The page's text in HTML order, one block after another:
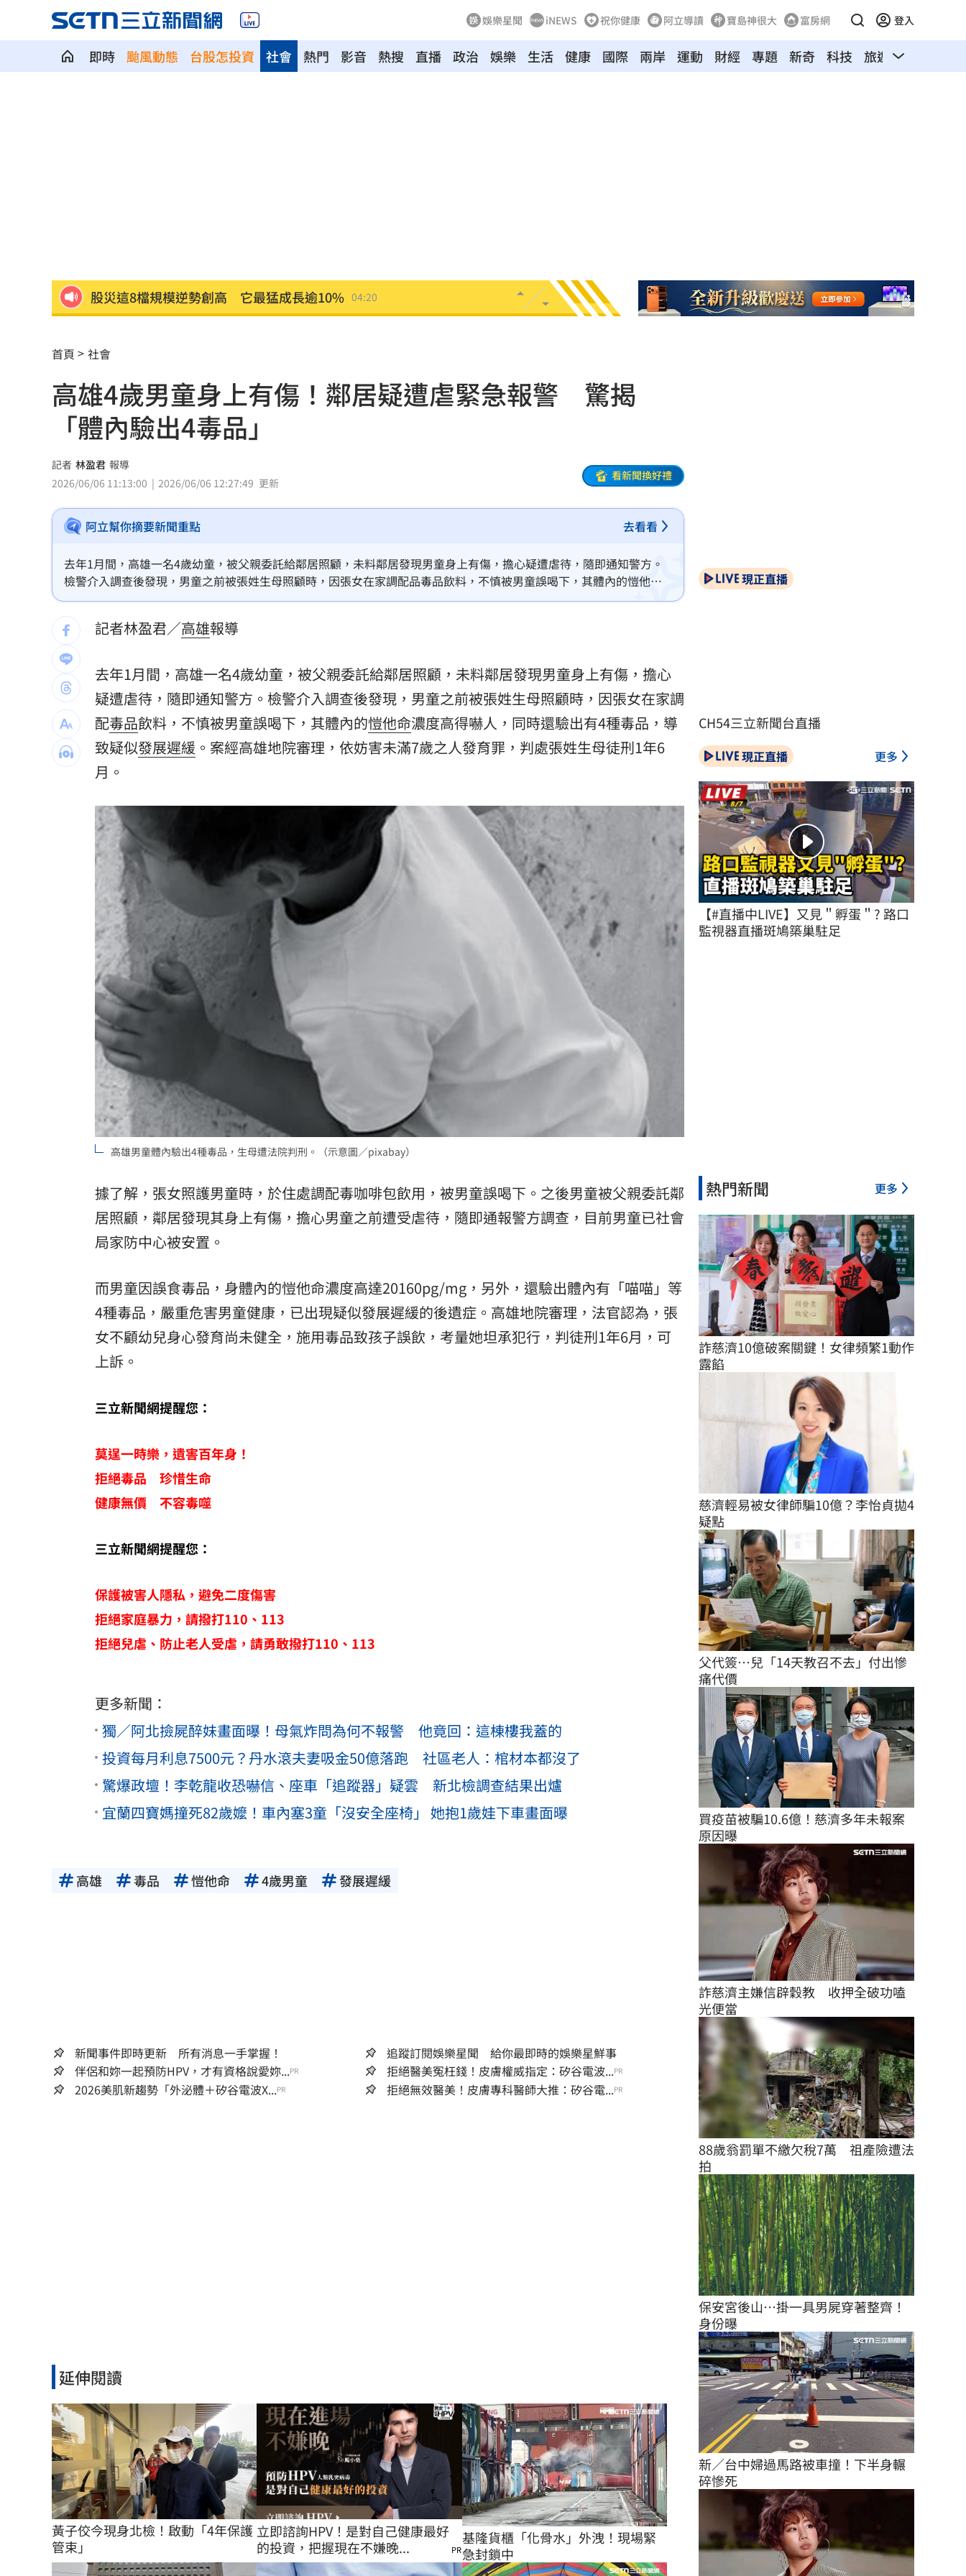
娛樂星聞 iNEWS 祝你健康 阿立導讀 寶島神很大 富房網 登入
即時 颱風動態 台股怎投資 熱門 影音 熱搜 直播 政治
社會 娛樂 生活 健康 國際 兩岸 運動 財經 專題 新奇 科技 旅遊 汽車
股災這8檔規模逆勢創高 它最猛成長逾10% 04:20
半導體與綠能雙箭頭！ 「它」霸氣狂賺
華許9月升息？ING：匯市在他與戰爭間拉鋸 03:10
老後離婚財產怎麼分？ 丈夫退休金拒分
「這餐飲集團」擺脫陰霾！上半年營收創高
賓士S500擋浩劫！車主這話暖哭全網
台股暴跌誰最能扛 高含金這幾檔繳正報酬
Q2獲利年增221% 愛普*EPS衝4.18元！ 01:20
定投10年翻逾5倍 這檔吸引存股族卡位！
慈濟遭詐10.6億元！全款拿回解方曝 00:47
稱龍蝦咬完就吐 爆李世宗要信徒喝精油 00:43
樂天女孩淚揭往事 愛意表達障礙遭重擊 00:41
LIVE三立+24小時直播
三立iNEWS新聞台線上直播 18:00
商場戰國來臨 台中「頂奢大道」逐漸成形 12:00
台彩父親節推新刮刮樂千萬頭獎超「爸」氣
「拍片人的多重宇宙」職涯論壇9/12登場！
8國球員齊聚高雄 Formosa 7s掀足球熱潮
理想混蛋號召粉絲跨海追星吃美食！ 18:15
首頁 社會
高雄4歲男童身上有傷！鄰居疑遭虐緊急報警 驚揭
「體內驗出4毒品」
記者 林盈君 報導
2026/06/06 11:13:00
2026/06/06 12:27:49 更新
看新聞換好禮
阿立幫你摘要新聞重點 去看看
去年1月間，高雄一名4歲幼童，被父親委託給鄰居照顧，未料鄰居發現男童身上有傷，擔心疑遭虐待，隨即通知警方。
檢警介入調查後發現，男童之前被張姓生母照顧時，因張女在家調配品毒品飲料，不慎被男童誤喝下，其體內的愷他命
濃度高得嚇人，同時還驗出有4種毒品，導致疑似發展遲緩。案經高雄地院審理，依妨害未滿7歲之人發育罪，判處張姓
生母徒刑1年6月。
記者林盈君／高雄報導
去年1月間，高雄一名4歲幼童，被父親委託給鄰居照顧，未料鄰居發現男童身上有傷，擔心
疑遭虐待，隨即通知警方。檢警介入調查後發現，男童之前被張姓生母照顧時，因張女在家調
配毒品飲料，不慎被男童誤喝下，其體內的愷他命濃度高得嚇人，同時還驗出有4種毒品，導
致疑似發展遲緩 。案經高雄地院審理，依妨害未滿7歲之人發育罪，判處張姓生母徒刑1年6
月。
高雄男童體內驗出4種毒品，生母遭法院判刑。（示意圖／pixabay）
據了解，張女照護男童時，於住處調配毒咖啡包飲用，被男童誤喝下。之後男童被父親委託鄰
居照顧，鄰居發現其身上有傷，擔心男童之前遭受虐待，隨即通報警方調查，目前男童已社會
局家防中心被安置。
而男童因誤食毒品，身體內的愷他命濃度高達20160pg/mg，另外，還驗出體內有「喵喵」等
4種毒品，嚴重危害男童健康，已出現疑似發展遲緩的後遺症。高雄地院審理，法官認為，張
女不顧幼兒身心發育尚未健全，施用毒品致孩子誤飲，考量她坦承犯行，判徒刑1年6月，可
上訴。
三立新聞網提醒您：
莫逞一時樂，遺害百年身！
拒絕毒品 珍惜生命
健康無價 不容毒噬
三立新聞網提醒您：
保護被害人隱私，避免二度傷害
拒絕家庭暴力，請撥打110、113
拒絕兒虐、防止老人受虐，請勇敢撥打110、113
更多新聞：
獨／阿北撿屍醉妹畫面曝！母氣炸問為何不報警 他竟回：這棟樓我蓋的
投資每月利息7500元？丹水滾夫妻吸金50億落跑 社區老人：棺材本都沒了
驚爆政壇！李乾龍收恐嚇信、座車「追蹤器」疑雲 新北檢調查結果出爐
宜蘭四寶媽撞死82歲嬤！車內塞3童「沒安全座椅」 她抱1歲娃下車畫面曝
高雄 毒品 愷他命 4歲男童 發展遲緩
新聞事件即時更新 所有消息一手掌握！
追蹤訂閱娛樂星聞 給你最即時的娛樂星鮮事
伴侶和妳一起預防HPV，才有資格說愛妳...PR 拒絕醫美冤枉錢！皮膚權威指定：矽谷電波...PR
2026美肌新趨勢「外泌體＋矽谷電波X...PR 拒絕無效醫美！皮膚專科醫師大推：矽谷電...PR
延伸閱讀
黃子佼今現身北檢！啟動「4年保護
管束」
立即諮詢HPV！是對自己健康最好
的投資，把握現在不嫌晚...
PR
基隆貨櫃「化骨水」外洩！現場緊
急封鎖中
現正直播
CH54三立新聞台直播
現正直播 更多
【#直播中LIVE】又見＂孵蛋＂? 路口
監視器直播斑鳩築巢駐足
熱門新聞 更多
詐慈濟10億破案關鍵！女律頻繁1動作
露餡
慈濟輕易被女律師騙10億？李怡貞拋4
疑點
父代簽…兒「14天教召不去」付出慘
痛代價
買疫苗被騙10.6億！慈濟多年未報案
原因曝
詐慈濟主嫌信辟穀教　收押全破功嗑
光便當
88歲翁罰單不繳欠稅7萬　祖產險遭法
拍
保安宮後山…掛一具男屍穿著整齊！
身份曝
新／台中婦過馬路被車撞！下半身輾
碎慘死